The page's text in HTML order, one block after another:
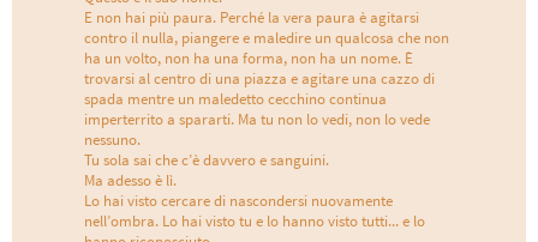
E non hai più paura. Perché la vera paura è agitarsi
contro il nulla, piangere e maledire un qualcosa che non
ha un volto, non ha una forma, non ha un nome. È
trovarsi al centro di una piazza e agitare una cazzo di
spada mentre un maledetto cecchino continua
imperterrito a spararti. Ma tu non lo vedi, non lo vede
nessuno.
Tu sola sai che c’è davvero e sanguini.
Ma adesso è lì.
Lo hai visto cercare di nascondersi nuovamente
nell’ombra. Lo hai visto tu e lo hanno visto tutti... e lo